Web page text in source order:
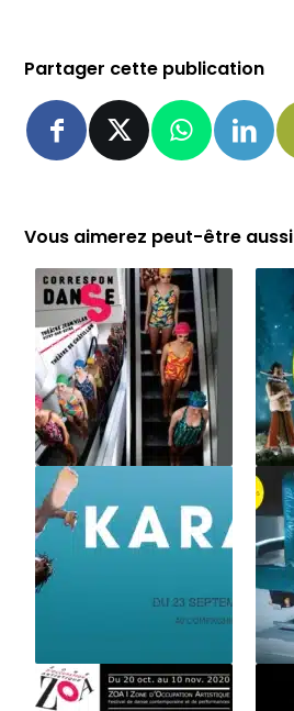
Partager cette publication
Vous aimerez peut-être aussi